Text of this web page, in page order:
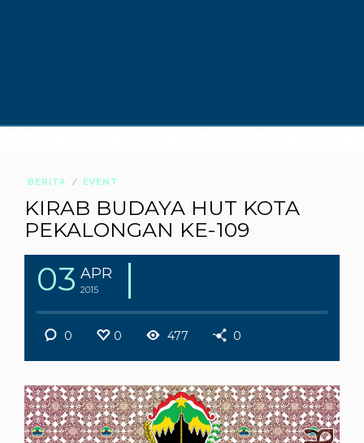
BERITA EVENT
KIRAB BUDAYA HUT KOTA
PEKALONGAN KE-109
03 APR
2015
0 0 477 0